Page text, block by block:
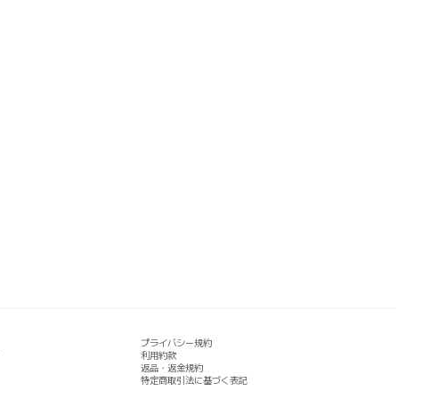
プライバシー規約
利用約款
返品・返金規約
特定商取引法に基づく表記